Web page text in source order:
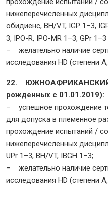
нижеперечисленных
обидиенс, BH/VT, IGP 1–3,
3, IPO-R, IPO-MR 1–3, GPr
– желательно наличие
исследования HD (степени
22. ЮЖНОАФРИКАНСКИЙ
рожденных с 01.01.2019):
– успешное прохождение
для допуска в племенное
прохождение испытаний /
нижеперечисленных
UPr 1–3, BH/VT, IBGH 1–3;
– желательно наличие
исследования HD (степени